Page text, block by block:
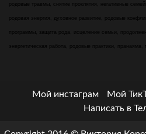
родовые травмы, снятие проклятия, негативные
родовая энергия, духовное развитие, родовые
программы, защита рода, исцеление семьи,
энергетическая работа, родовые практики, пранаяма,
Мой инстаграм Мой
Написать в